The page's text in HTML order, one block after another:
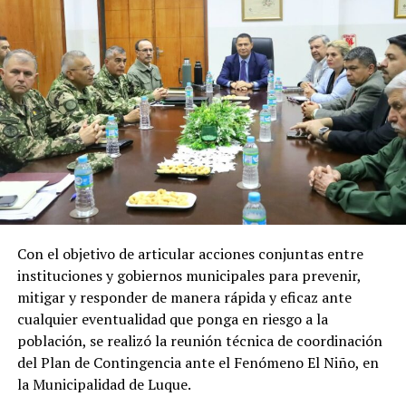
Recursos que representan un apoyo clave
para el desarrollo económico, social y
energético del país
Los recursos provenientes de los royalties tienen como
destino el financiamiento de gastos contemplados en el
Presupuesto General de la Nación (PGN), ejecutadas por
el Ministerio de Economía y Finanzas (MEF) destinada a
gobernaciones y municipios para la ejecución de obras y
proyectos.
Por el lado de los fondos provenientes de la cesión de
energía son destinados al Fondo Nacional de
Alimentación Escolar (Fonae), permitiendo fortalecer
las inversiones de los gobiernos departamentales y
municipales en esta materia.
En tanto que los pagos realizados a la ANDE
Con el objetivo de articular acciones conjuntas entre
instituciones y gobiernos municipales para prevenir,
mitigar y responder de manera rápida y eficaz ante
cualquier eventualidad que ponga en riesgo a la
población, se realizó la reunión técnica de coordinación
del Plan de Contingencia ante el Fenómeno El Niño, en
la Municipalidad de Luque.